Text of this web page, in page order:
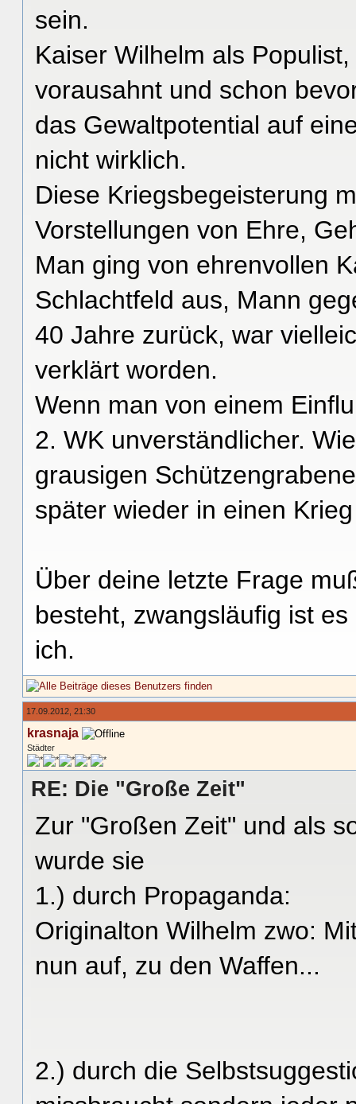
sein.
Kaiser Wilhelm als
vorausahnt und schon
das Gewaltpotential auf
nicht wirklich.
Diese Kriegsbegeisterung
Vorstellungen von Ehre,
Man ging von ehrenvollen
Schlachtfeld aus, Mann
40 Jahre zurück, war
verklärt worden.
Wenn man von einem
2. WK unverständlicher.
grausigen
später wieder in einen
Über deine letzte Frage
besteht, zwangsläufig ist
ich.
17.09.2012, 21:30
krasnaja
Städter
RE: Die "Große Zeit"
Zur "Großen Zeit" und als
wurde sie
1.) durch Propaganda:
Originalton Wilhelm zwo:
nun auf, zu den Waffen...
2.) durch die